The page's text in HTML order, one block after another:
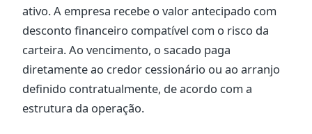
ativo. A empresa recebe o valor antecipado com
desconto financeiro compatível com o risco da
carteira. Ao vencimento, o sacado paga
diretamente ao credor cessionário ou ao arranjo
definido contratualmente, de acordo com a
estrutura da operação.